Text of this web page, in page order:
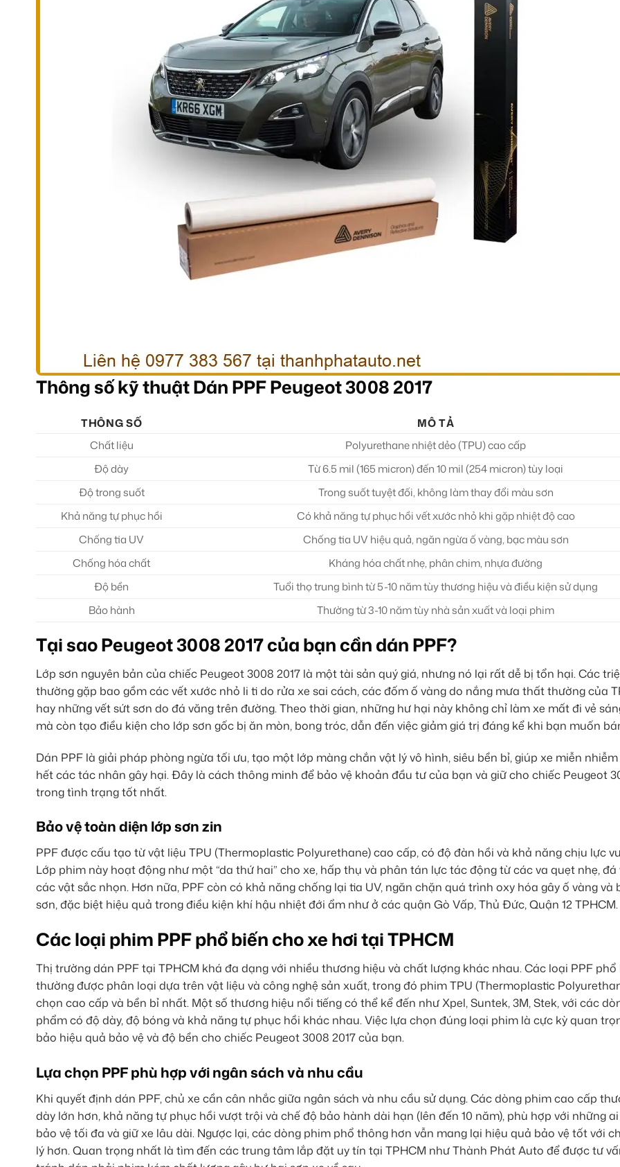
Thông số kỹ thuật Dán PPF Peugeot 3008 2017
THÔNG SỐ
MÔ TẢ
Chất liệu
Polyurethane nhiệt dẻo (TPU) cao cấp
Độ dày
Từ 6.5 mil (165 micron) đến 10 mil (254 micron) tùy loại
Độ trong suốt
Trong suốt tuyệt đối, không làm thay đổi màu sơn
Khả năng tự phục hồi
Có khả năng tự phục hồi vết xước nhỏ khi gặp nhiệt độ cao
Chống tia UV
Chống tia UV hiệu quả, ngăn ngừa ố vàng, bạc màu sơn
Chống hóa chất
Kháng hóa chất nhẹ, phân chim, nhựa đường
Độ bền
Tuổi thọ trung bình từ 5-10 năm tùy thương hiệu và điều kiện sử dụng
Bảo hành
Thường từ 3-10 năm tùy nhà sản xuất và loại phim
Tại sao Peugeot 3008 2017 của bạn cần dán PPF?
Lớp sơn nguyên bản của chiếc Peugeot 3008 2017 là một tài sản quý giá, nhưng nó lại rất dễ bị tổn hại. Các
thường gặp bao gồm các vết xước nhỏ li ti do rửa xe sai cách, các đốm ố vàng do nắng mưa thất thường của
hay những vết sứt sơn do đá văng trên đường. Theo thời gian, những hư hại này không chỉ làm xe mất đi vẻ
mà còn tạo điều kiện cho lớp sơn gốc bị ăn mòn, bong tróc, dẫn đến việc giảm giá trị đáng kể khi bạn muốn
Dán PPF là giải pháp phòng ngừa tối ưu, tạo một lớp màng chắn vật lý vô hình, siêu bền bỉ, giúp xe miễn
hết các tác nhân gây hại. Đây là cách thông minh để bảo vệ khoản đầu tư của bạn và giữ cho chiếc Peugeot
trong tình trạng tốt nhất.
Bảo vệ toàn diện lớp sơn zin
PPF được cấu tạo từ vật liệu TPU (Thermoplastic Polyurethane) cao cấp, có độ đàn hồi và khả năng chịu lực
Lớp phim này hoạt động như một “da thứ hai” cho xe, hấp thụ và phân tán lực tác động từ các va quẹt nhẹ, đá
các vật sắc nhọn. Hơn nữa, PPF còn có khả năng chống lại tia UV, ngăn chặn quá trình oxy hóa gây ố vàng và
sơn, đặc biệt hiệu quả trong điều kiện khí hậu nhiệt đới ẩm như ở các quận Gò Vấp, Thủ Đức, Quận 12 TPHCM.
Các loại phim PPF phổ biến cho xe hơi tại TPHCM
Thị trường dán PPF tại TPHCM khá đa dạng với nhiều thương hiệu và chất lượng khác nhau. Các loại PPF phổ
thường được phân loại dựa trên vật liệu và công nghệ sản xuất, trong đó phim TPU (Thermoplastic
chọn cao cấp và bền bỉ nhất. Một số thương hiệu nổi tiếng có thể kể đến như Xpel, Suntek, 3M, Stek, với các
phẩm có độ dày, độ bóng và khả năng tự phục hồi khác nhau. Việc lựa chọn đúng loại phim là cực kỳ quan
bảo hiệu quả bảo vệ và độ bền cho chiếc Peugeot 3008 2017 của bạn.
Lựa chọn PPF phù hợp với ngân sách và nhu cầu
Khi quyết định dán PPF, chủ xe cần cân nhắc giữa ngân sách và nhu cầu sử dụng. Các dòng phim cao cấp
dày lớn hơn, khả năng tự phục hồi vượt trội và chế độ bảo hành dài hạn (lên đến 10 năm), phù hợp với những
bảo vệ tối đa và giữ xe lâu dài. Ngược lại, các dòng phim phổ thông hơn vẫn mang lại hiệu quả bảo vệ tốt với
lý hơn. Quan trọng nhất là tìm đến các trung tâm lắp đặt uy tín tại TPHCM như Thành Phát Auto để được tư